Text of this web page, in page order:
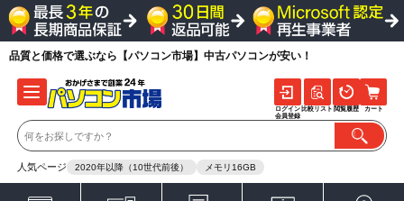
品質と価格で選ぶなら【パソコン市場】中古パソコンが安い！
人気ページ 2020年以降（10世代前後） メモリ16GB
ログイン
会員登録
比較リスト 閲覧履歴 カート